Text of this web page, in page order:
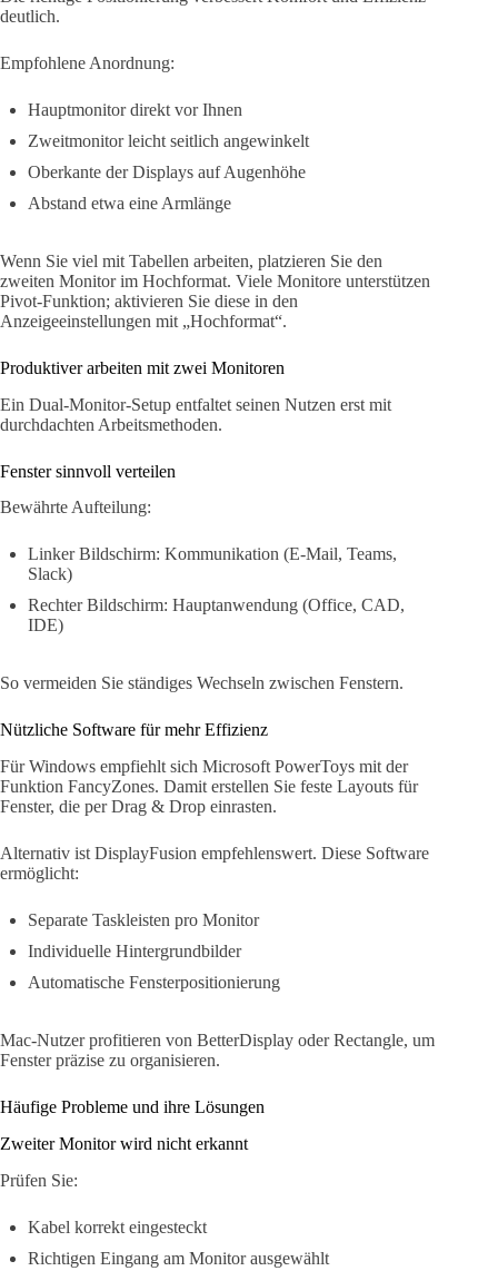
deutlich.
Empfohlene Anordnung:
Hauptmonitor direkt vor Ihnen
Zweitmonitor leicht seitlich angewinkelt
Oberkante der Displays auf Augenhöhe
Abstand etwa eine Armlänge
Wenn Sie viel mit Tabellen arbeiten, platzieren Sie den
zweiten Monitor im Hochformat. Viele Monitore unterstützen
Pivot-Funktion; aktivieren Sie diese in den
Anzeigeeinstellungen mit „Hochformat“.
Produktiver arbeiten mit zwei Monitoren
Ein Dual-Monitor-Setup entfaltet seinen Nutzen erst mit
durchdachten Arbeitsmethoden.
Fenster sinnvoll verteilen
Bewährte Aufteilung:
Linker Bildschirm: Kommunikation (E-Mail, Teams,
Slack)
Rechter Bildschirm: Hauptanwendung (Office, CAD,
IDE)
So vermeiden Sie ständiges Wechseln zwischen Fenstern.
Nützliche Software für mehr Effizienz
Für Windows empfiehlt sich Microsoft PowerToys mit der
Funktion FancyZones. Damit erstellen Sie feste Layouts für
Fenster, die per Drag & Drop einrasten.
Alternativ ist DisplayFusion empfehlenswert. Diese Software
ermöglicht:
Separate Taskleisten pro Monitor
Individuelle Hintergrundbilder
Automatische Fensterpositionierung
Mac-Nutzer profitieren von BetterDisplay oder Rectangle, um
Fenster präzise zu organisieren.
Häufige Probleme und ihre Lösungen
Zweiter Monitor wird nicht erkannt
Prüfen Sie:
Kabel korrekt eingesteckt
Richtigen Eingang am Monitor ausgewählt